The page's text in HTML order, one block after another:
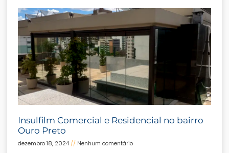
Insulfilm Comercial e Residencial no bairro
Ouro Preto
dezembro 18, 2024 Nenhum comentário